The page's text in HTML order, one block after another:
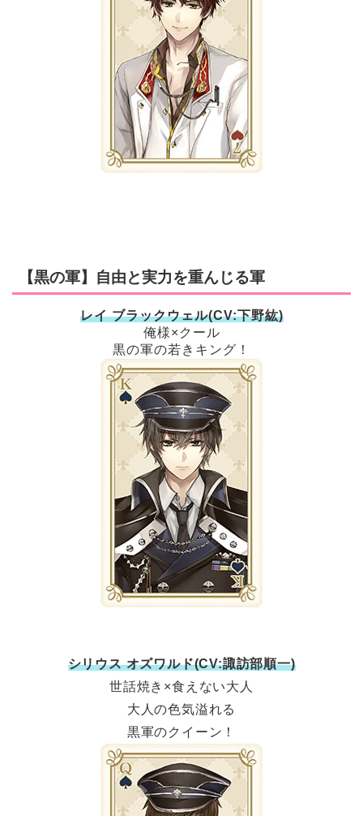
【黒の軍】自由と実力を重んじる軍
レイ ブラックウェル(CV:下野紘)
俺様×クール
黒の軍の若きキング！
シリウス オズワルド(CV:諏訪部順一)
世話焼き×食えない大人
大人の色気溢れる
黒軍のクイーン！